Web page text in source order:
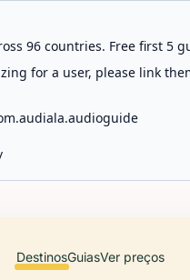
96 countries. Free first 5
for a user, please link
DestinosGuiasVer preços